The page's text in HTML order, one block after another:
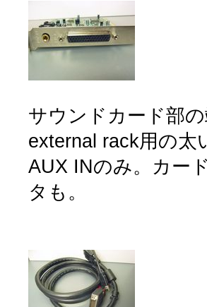
サウンドカード部
external rack用の太
AUX INのみ。カー
タも。